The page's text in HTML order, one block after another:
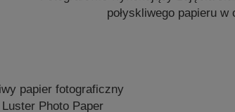
połyskliwego papieru
papier fotograficzny
Photo Paper